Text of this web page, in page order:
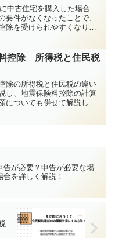
中古住宅を購入した場合
要件がなくなったことで、
除を受けられやすくなりま
控除 所得税と住民税
除の所得税と住民税の違い
し、地震保険料控除の計算
についても併せて解説して
告が必要？申告が必要な場
を詳しく解説！